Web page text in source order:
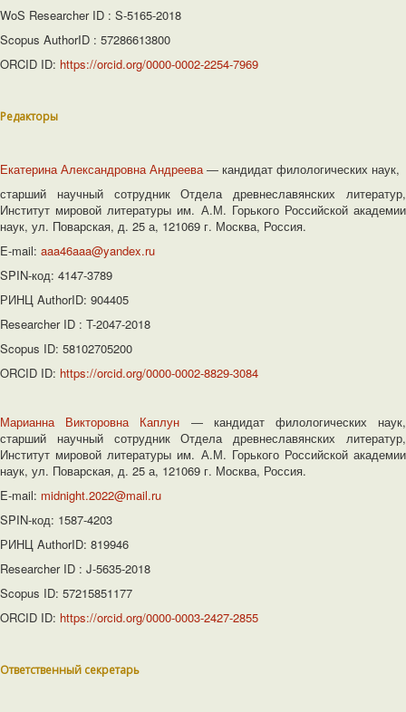
WoS Researcher ID : S-5165-2018
Scopus AuthorID : 57286613800
ORCID ID: https://orcid.org/0000-0002-2254-7969
Редакторы
Екатерина Александровна Андреева ― кандидат филологических наук,
старший научный сотрудник Отдела древнеславянских литератур,
Институт мировой литературы им. А.М. Горького Российской академии
наук, ул. Поварская, д. 25 а, 121069 г. Москва, Россия.
E-mail: aaa46aaa@yandex.ru
SPIN-код: 4147-3789
РИНЦ AuthorID: 904405
Researcher ID : T-2047-2018
Scopus ID: 58102705200
ORCID ID: https://orcid.org/0000-0002-8829-3084
Марианна Викторовна Каплун ― кандидат филологических наук,
старший научный сотрудник Отдела древнеславянских литератур,
Институт мировой литературы им. А.М. Горького Российской академии
наук, ул. Поварская, д. 25 а, 121069 г. Москва, Россия.
E-mail: midnight.2022@mail.ru
SPIN-код: 1587-4203
РИНЦ AuthorID: 819946
Researcher ID : J-5635-2018
Scopus ID: 57215851177
ORCID ID: https://orcid.org/0000-0003-2427-2855
Ответственный секретарь